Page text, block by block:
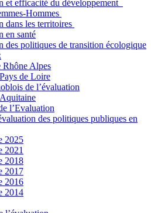
et efficacité du développement
Hommes
dans les territoires
en santé
des politiques de transition écologique
Rhône Alpes
de Loire
de l’évaluation
l’Evaluation
des politiques publiques en
2025
2021
2018
2017
2016
2014